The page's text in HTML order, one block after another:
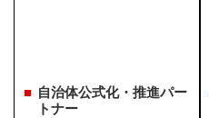
自治体公式化・推進パー
トナー